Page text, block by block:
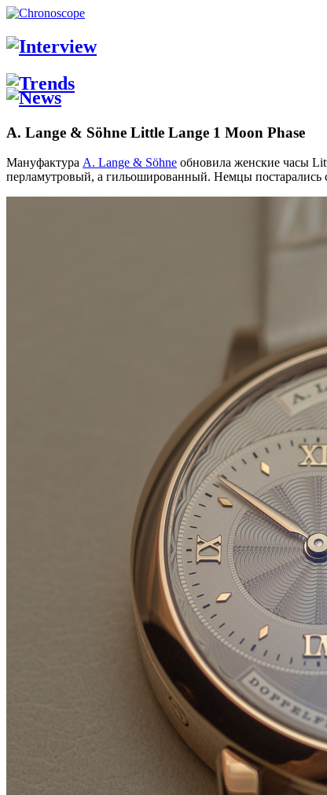
A. Lange & Söhne Little Lange 1 Moon Phase
Мануфактура A. Lange & Söhne обновила женские часы
перламутровый, а гильошированный. Немцы постарались